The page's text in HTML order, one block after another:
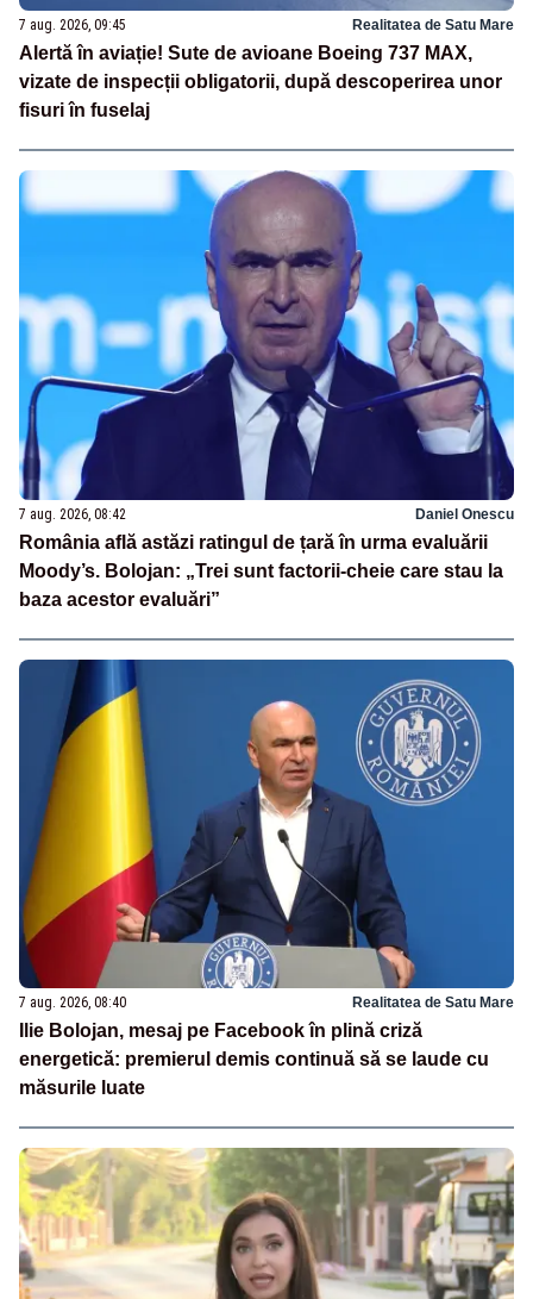
7 aug. 2026, 09:45 Realitatea de Satu Mare
Alertă în aviație! Sute de avioane Boeing 737 MAX,
vizate de inspecții obligatorii, după descoperirea unor
fisuri în fuselaj
7 aug. 2026, 08:42 Daniel Onescu
România află astăzi ratingul de țară în urma evaluării
Moody’s. Bolojan: „Trei sunt factorii-cheie care stau la
baza acestor evaluări”
7 aug. 2026, 08:40 Realitatea de Satu Mare
Ilie Bolojan, mesaj pe Facebook în plină criză
energetică: premierul demis continuă să se laude cu
măsurile luate